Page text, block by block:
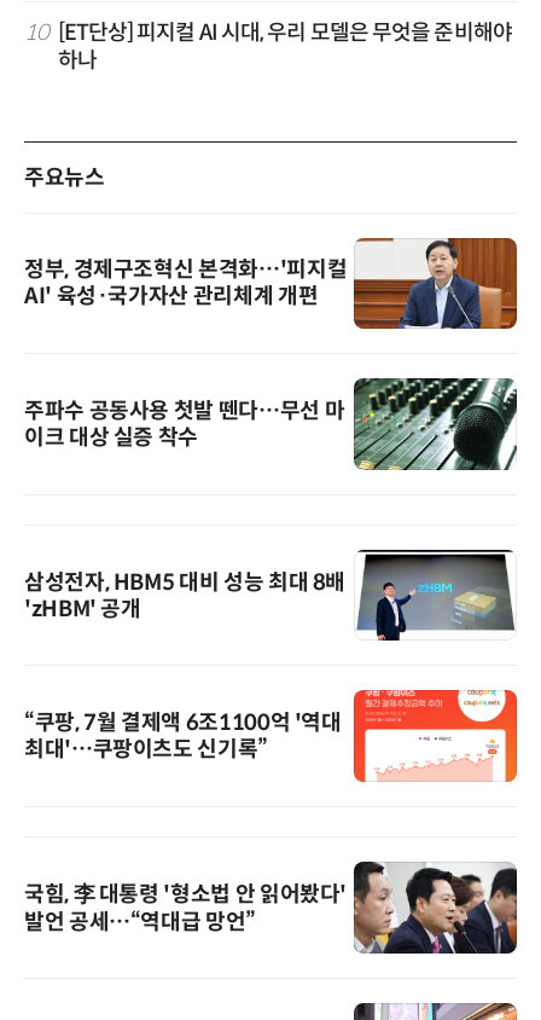
10 [ET단상] 피지컬 AI 시대, 우리 모델은 무엇을 준비해야
하나
주요뉴스
정부, 경제구조혁신 본격화…'피지컬
AI' 육성·국가자산 관리체계 개편
주파수 공동사용 첫발 뗀다…무선 마
이크 대상 실증 착수
삼성전자, HBM5 대비 성능 최대 8배
'zHBM' 공개
“쿠팡, 7월 결제액 6조1100억 '역대
최대'…쿠팡이츠도 신기록”
국힘, 李 대통령 '형소법 안 읽어봤다'
발언 공세…“역대급 망언”